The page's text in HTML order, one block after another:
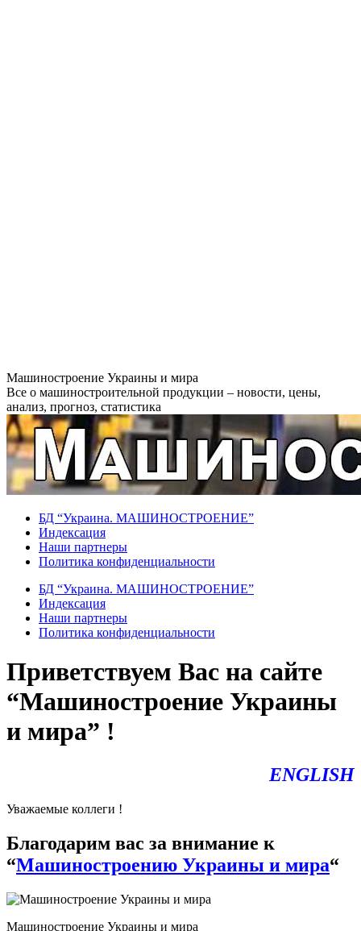
Перейти
к
содержанию
Машиностроение Украины и мира
Все о машиностроительной продукции – новости, цены,
анализ, прогноз, статистика
БД “Украина. МАШИНОСТРОЕНИЕ”
Индекcация
Наши партнеры
Политика конфиденциальности
БД “Украина. МАШИНОСТРОЕНИЕ”
Индекcация
Наши партнеры
Политика конфиденциальности
Приветствуем Вас на сайте
“Машиностроение Украины
и мира” !
ENGLISH
Уважаемые коллеги !
Благодарим вас за внимание к
“Машиностроению Украины и мира“
Машиностроение Украины и мира